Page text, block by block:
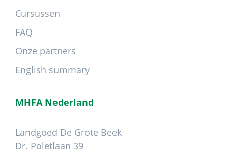
Cursussen
FAQ
Onze partners
English summary
MHFA Nederland
Landgoed De Grote Beek
Dr. Poletlaan 39